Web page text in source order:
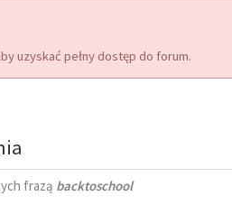
uzyskać pełny dostęp do forum.
frazą backtoschool